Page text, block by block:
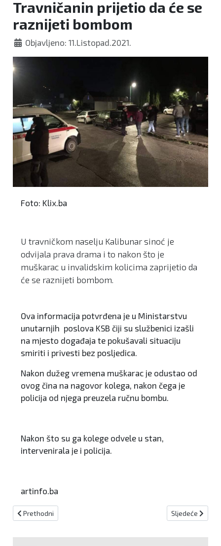
Travničanin prijetio da će se
raznijeti bombom
Objavljeno: 11.Listopad.2021.
Foto: Klix.ba
U travničkom naselju Kalibunar sinoć je
odvijala prava drama i to nakon što je
muškarac u invalidskim kolicima zaprijetio da
će se raznijeti bombom.
Ova informacija potvrđena je u Ministarstvu
unutarnjih poslova KSB čiji su službenici izašli
na mjesto događaja te pokušavali situaciju
smiriti i privesti bez posljedica.
Nakon dužeg vremena muškarac je odustao od
ovog čina na nagovor kolega, nakon čega je
policija od njega preuzela ručnu bombu.
Nakon što su ga kolege odvele u stan,
intervenirala je i policija.
artinfo.ba
Prethodni članak: Travnik: Osoba prijetila da će se raznijeti
Prethodni Sljedeći
Sljedeće